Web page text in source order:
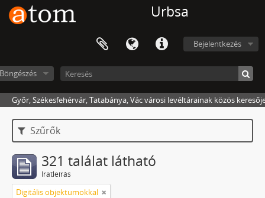
Urbsa
Bejelentkezés
Győr, Székesfehérvár, Tatabánya, Vác városi levéltárainak közös
Szűrők
321 találat látható
Iratleírás
Digitális objektumokkal